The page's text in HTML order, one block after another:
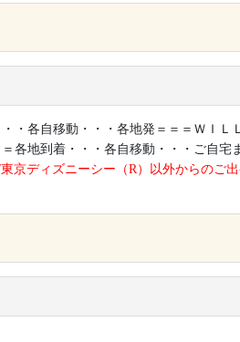
・各自移動・・・各地発＝＝＝ＷＩ
各地到着・・・各自移動・・・ご自宅
京ディズニーシー（R）以外からのご